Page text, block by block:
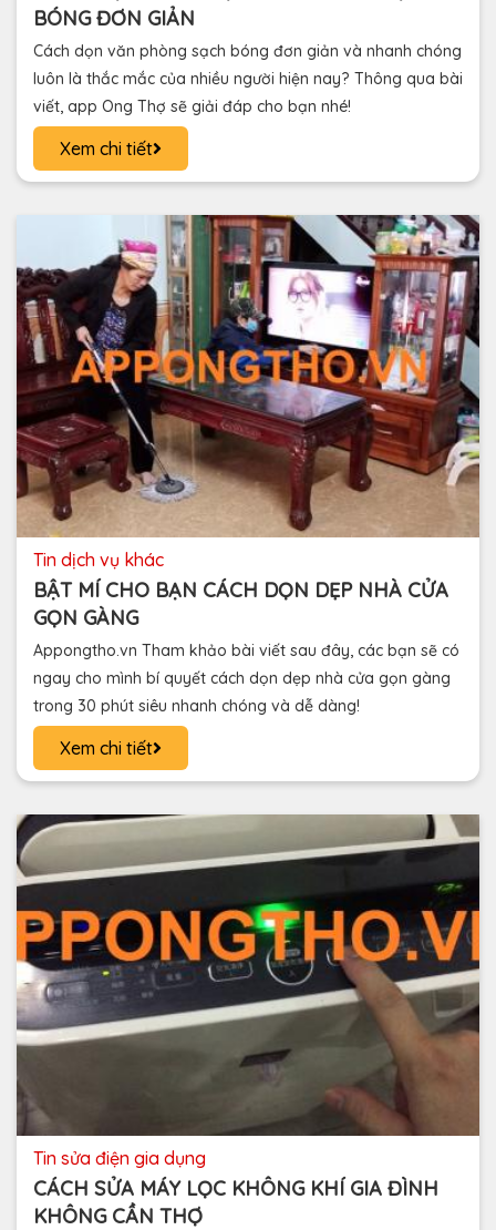
BÓNG ĐƠN GIẢN
Cách dọn văn phòng sạch bóng đơn giản và nhanh chóng
luôn là thắc mắc của nhiều người hiện nay? Thông qua bài
viết, app Ong Thợ sẽ giải đáp cho bạn nhé!
Xem chi tiết
tin dịch vụ khác
BẬT MÍ CHO BẠN CÁCH DỌN DẸP NHÀ CỬA
GỌN GÀNG
Appongtho.vn Tham khảo bài viết sau đây, các bạn sẽ có
ngay cho mình bí quyết cách dọn dẹp nhà cửa gọn gàng
trong 30 phút siêu nhanh chóng và dễ dàng!
Xem chi tiết
tin sửa điện gia dụng
CÁCH SỬA MÁY LỌC KHÔNG KHÍ GIA ĐÌNH
KHÔNG CẦN THỢ